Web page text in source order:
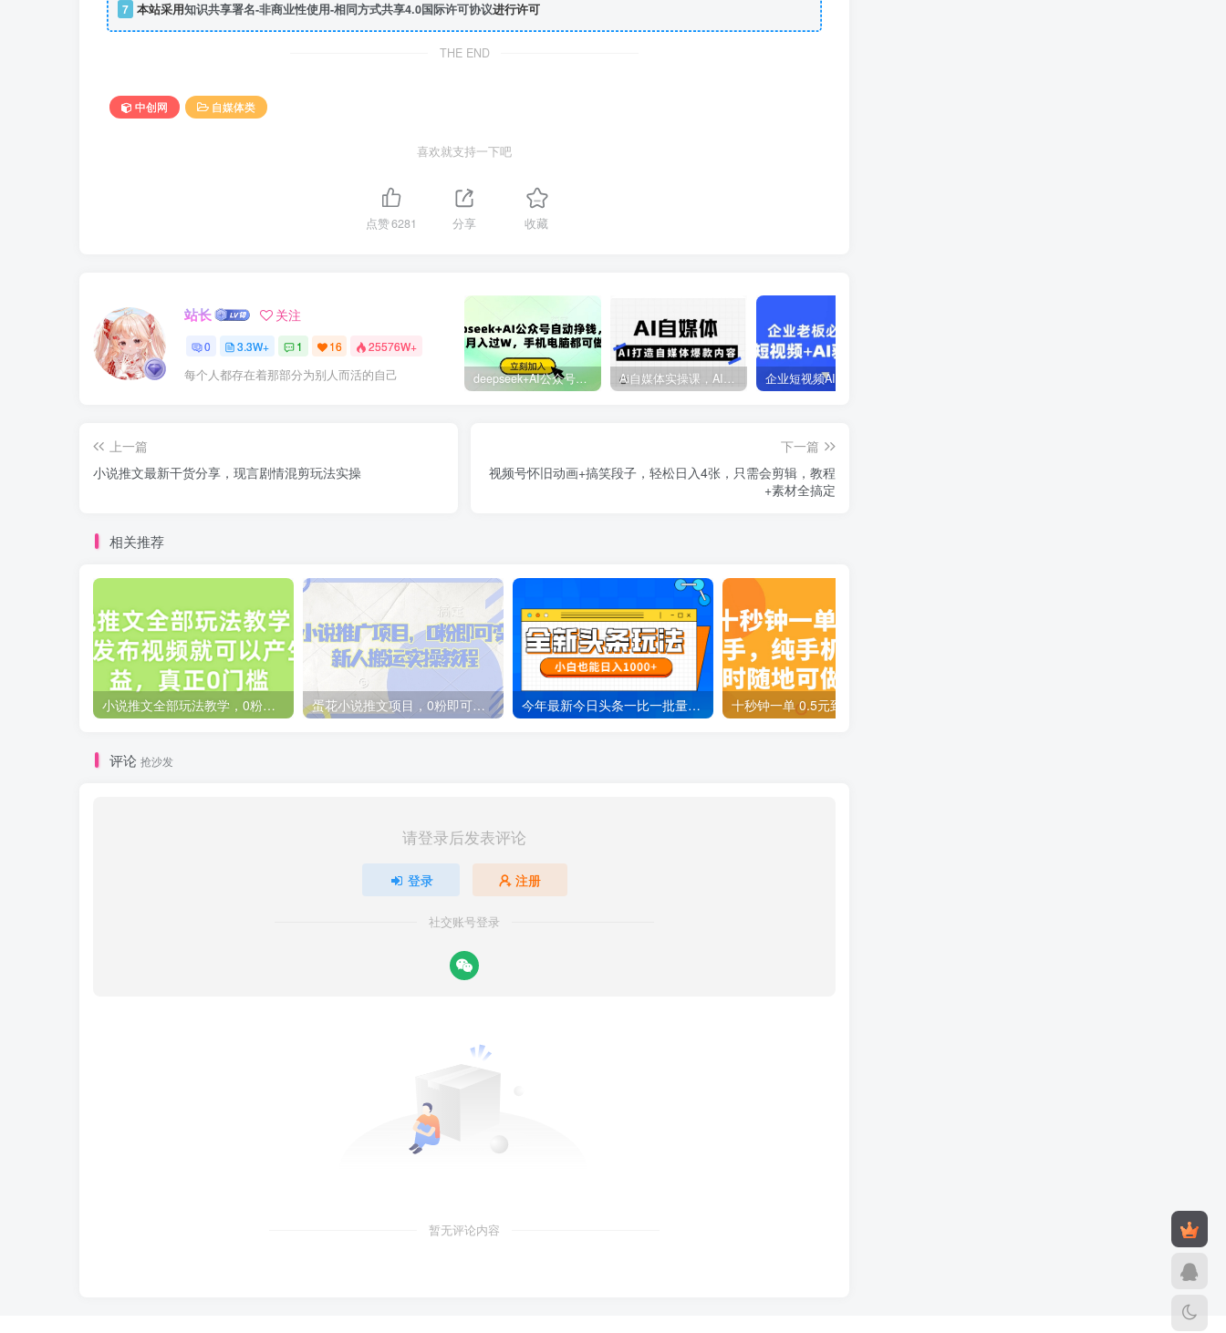
7 本站采用知识共享署名-非商业性使用-相同方式共享4.0国际许可协议进行许可
THE END
中创网 自媒体类
喜欢就支持一下吧
点赞6281 分享 收藏
站长 关注
0 3.3W+ 1 16 25576W+
每个人都存在着那部分为别人而活的自己 deepseek+AI公众号自动挣钱，轻松月入过W，手机电脑都可做 Ai自媒体实操课，AI打造自媒体爆款内容
上一篇
小说推文最新干货分享，现言剧情混剪玩法实操
下一篇
视频号怀旧动画+搞笑段子，轻松日入4张，只需会剪辑，教程
+素材全搞定
相关推荐
小说推文全部玩法教学，0粉丝发布视频就可以产生收益，真正0门槛 蛋花小说推文项目，0粉即可变现，新人搬运实操教程 今年最新今日头条一比一批量搬砖，小白也可以日赚千元
评论 抢沙发
请登录后发表评论
登录 注册
社交账号登录
暂无评论内容